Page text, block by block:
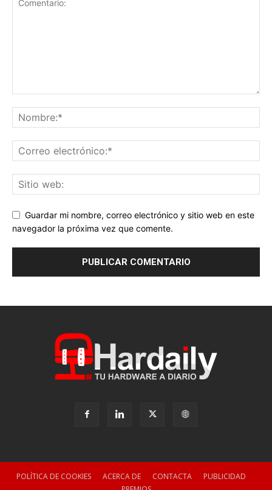
Guardar mi nombre, correo electrónico y sitio web en este
navegador la próxima vez que comente.
POLÍTICA DE COOKIES ACERCA DE CONTACTA
PUBLICIDAD